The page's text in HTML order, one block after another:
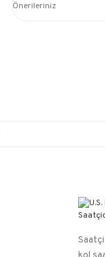
Önerileriniz